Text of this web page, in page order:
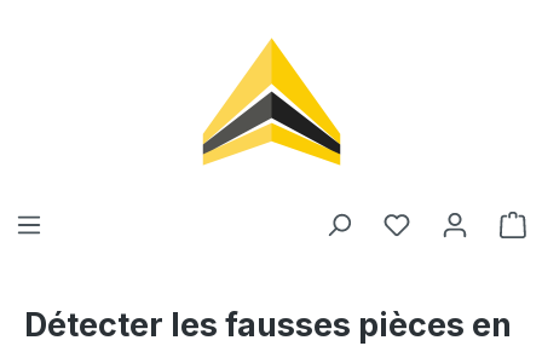
Détecter les fausses pièces en